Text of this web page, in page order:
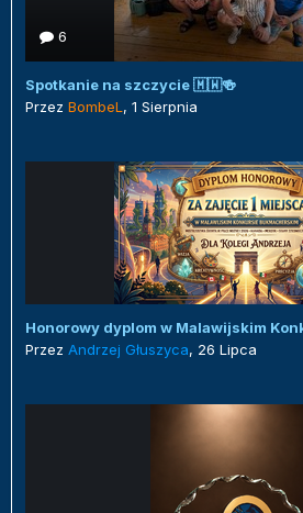
6
Spotkanie na szczycie 🇲🇼🍻
Przez BombeL , 1 Sierpnia
Przez Andrzej Głuszyca, 26 Lipca